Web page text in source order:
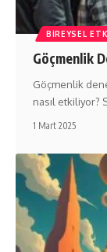
BIREYSEL
Göçmenlik
Göçmenlik
nasıl etkiliyor?
1 Mart 2025